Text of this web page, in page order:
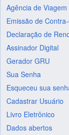
Agência de Viagem
Emissão de
Declaração de
Assinador Digital
Gerador GRU
Sua Senha
Esqueceu sua
Cadastrar Usuário
Livro Eletrônico
Dados abertos